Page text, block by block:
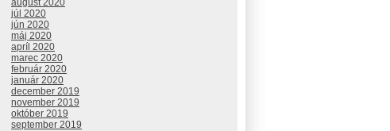
august 2020
júl 2020
jún 2020
máj 2020
apríl 2020
marec 2020
február 2020
január 2020
december 2019
november 2019
október 2019
september 2019